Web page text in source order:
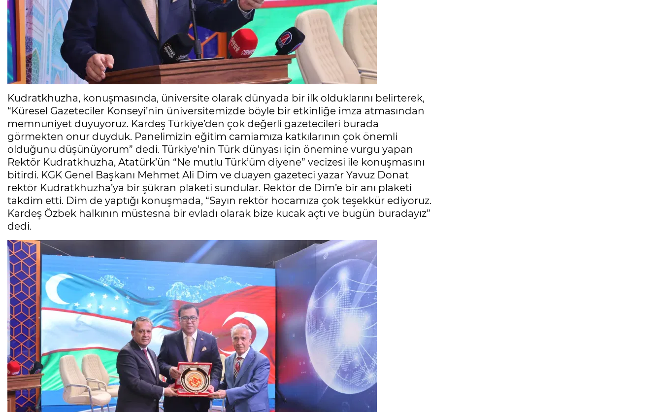
Kudratkhuzha, konuşmasında, üniversite olarak dünyada bir ilk olduklarını belirterek,
“Küresel Gazeteciler Konseyi’nin üniversitemizde böyle bir etkinliğe imza atmasından
memnuniyet duyuyoruz. Kardeş Türkiye’den çok değerli gazetecileri burada
görmekten onur duyduk. Panelimizin eğitim camiamıza katkılarının çok önemli
olduğunu düşünüyorum” dedi. Türkiye’nin Türk dünyası için önemine vurgu yapan
Rektör Kudratkhuzha, Atatürk’ün “Ne mutlu Türk’üm diyene” vecizesi ile konuşmasını
bitirdi. KGK Genel Başkanı Mehmet Ali Dim ve duayen gazeteci yazar Yavuz Donat
rektör Kudratkhuzha’ya bir şükran plaketi sundular. Rektör de Dim’e bir anı plaketi
takdim etti. Dim de yaptığı konuşmada, “Sayın rektör hocamıza çok teşekkür ediyoruz.
Kardeş Özbek halkının müstesna bir evladı olarak bize kucak açtı ve bugün buradayız”
dedi.